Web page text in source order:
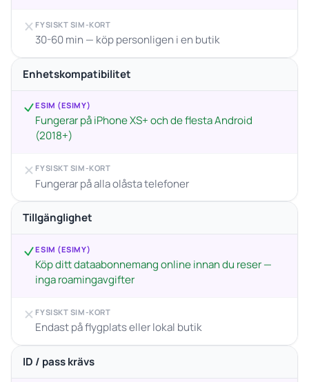
FYSISKT SIM-KORT
30-60 min — köp personligen i en butik
Enhetskompatibilitet
ESIM (ESIMY)
Fungerar på iPhone XS+ och de flesta Android
(2018+)
FYSISKT SIM-KORT
Fungerar på alla olåsta telefoner
Tillgänglighet
ESIM (ESIMY)
Köp ditt dataabonnemang online innan du reser —
inga roamingavgifter
FYSISKT SIM-KORT
Endast på flygplats eller lokal butik
ID / pass krävs